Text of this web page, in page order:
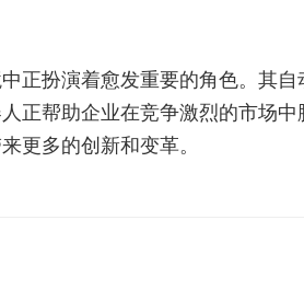
正扮演着愈发重要的角色。其
正帮助企业在竞争激烈的市场
更多的创新和变革。